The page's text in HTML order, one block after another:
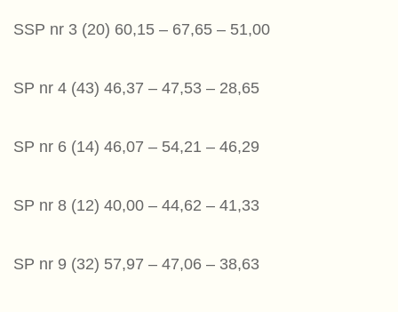
SSP nr 3 (20) 60,15 – 67,65 – 51,00
SP nr 4 (43) 46,37 – 47,53 – 28,65
SP nr 6 (14) 46,07 – 54,21 – 46,29
SP nr 8 (12) 40,00 – 44,62 – 41,33
SP nr 9 (32) 57,97 – 47,06 – 38,63